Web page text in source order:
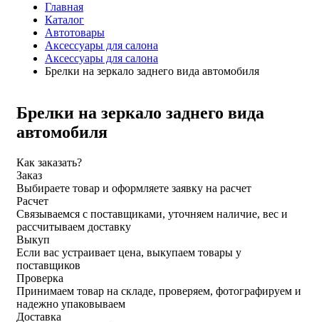
Главная
Каталог
Автотовары
Аксессуары для салона
Аксессуары для салона
Брелки на зеркало заднего вида автомобиля
Брелки на зеркало заднего вида
автомобиля
Как заказать?
Заказ
Выбираете товар и оформляете заявку на расчет
Расчет
Связываемся с поставщиками, уточняем наличие, вес и
рассчитываем доставку
Выкуп
Если вас устраивает цена, выкупаем товары у
поставщиков
Проверка
Принимаем товар на складе, проверяем, фотографируем и
надежно упаковываем
Доставка